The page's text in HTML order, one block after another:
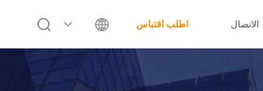
الاتصال اطلب اقتباس